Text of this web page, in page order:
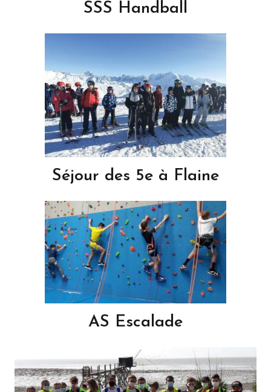
SSS Handball
Séjour des 5e à Flaine
AS Escalade